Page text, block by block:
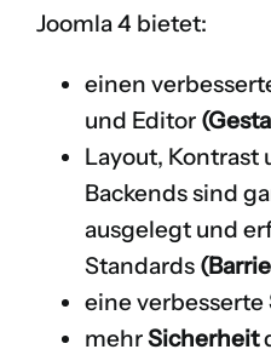
Joomla 4 bietet:
einen
und Editor
Layout, Kontrast
Backends sind
ausgelegt und
Standards
eine verbesserte
mehrSicherheit